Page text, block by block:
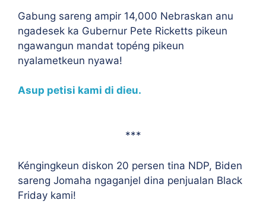
Gabung sareng ampir 14,000 Nebraskan anu
ngadesek ka Gubernur Pete Ricketts pikeun
ngawangun mandat topéng pikeun
nyalametkeun nyawa!
Asup petisi kami di dieu.
***
Kéngingkeun diskon 20 persen tina NDP, Biden
sareng Jomaha ngaganjel dina penjualan Black
Friday kami!